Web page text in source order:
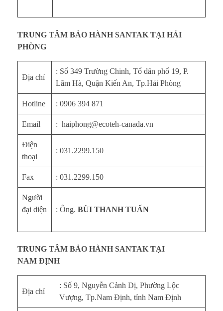
TRUNG TÂM BẢO HÀNH SANTAK TẠI HẢI
PHÒNG
Địa chỉ
: Số 349 Trường Chinh, Tổ dân phố 19, P.
Lãm Hà, Quận Kiến An, Tp.Hải Phòng
Hotline : 0906 394 871
Email : haiphong@ecoteh-canada.vn
Điện
thoại
: 031.2299.150
Fax : 031.2299.150
Người
đại diện
: Ông. BÙI THANH TUẤN
TRUNG TÂM BẢO HÀNH SANTAK TẠI
NAM ĐỊNH
Địa chỉ
: Số 9, Nguyễn Cảnh Dị, Phường Lộc
Vượng, Tp.Nam Định, tỉnh Nam Định